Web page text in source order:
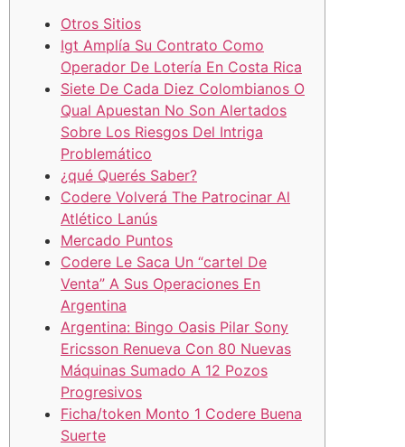
Otros Sitios
Igt Amplía Su Contrato Como
Operador De Lotería En Costa Rica
Siete De Cada Diez Colombianos O
Qual Apuestan No Son Alertados
Sobre Los Riesgos Del Intriga
Problemático
¿qué Querés Saber?
Codere Volverá The Patrocinar Al
Atlético Lanús
Mercado Puntos
Codere Le Saca Un “cartel De
Venta” A Sus Operaciones En
Argentina
Argentina: Bingo Oasis Pilar Sony
Ericsson Renueva Con 80 Nuevas
Máquinas Sumado A 12 Pozos
Progresivos
Ficha/token Monto 1 Codere Buena
Suerte